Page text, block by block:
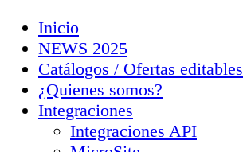
Inicio
NEWS 2025
Catálogos / Ofertas editables
¿Quienes somos?
Integraciones
Integraciones API